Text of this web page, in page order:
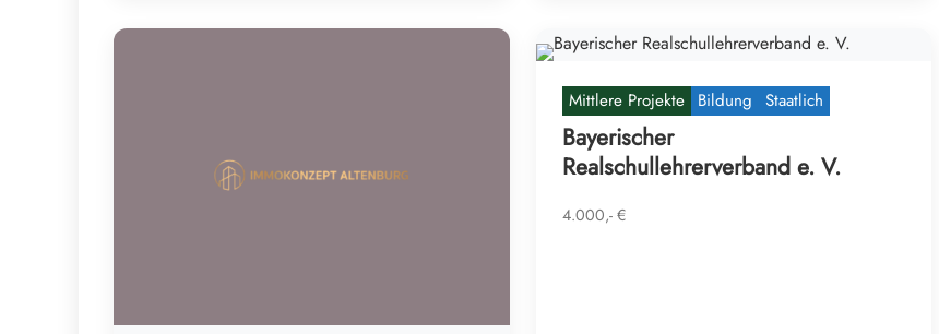
Mittlere Projekte Bildung Staatlich
Bayerischer
Realschullehrerverband e. V.
4.000,- €